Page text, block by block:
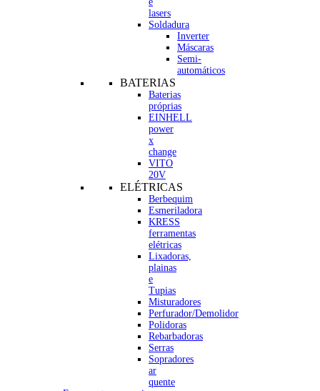
lasers
Soldadura
Inverter
Máscaras
Semi-
automáticos
BATERIAS
Baterias
próprias
EINHELL
power
x
change
VITO
20V
ELÉTRICAS
Berbequim
Esmeriladora
KRESS
ferramentas
elétricas
Lixadoras,
plainas
e
Tupias
Misturadores
Perfurador/Demolidor
Polidoras
Rebarbadoras
Serras
Sopradores
ar
quente